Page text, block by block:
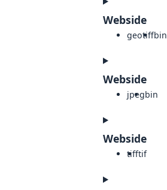
Webside
geotiffbin
Webside
jpegbin
Webside
tifftif